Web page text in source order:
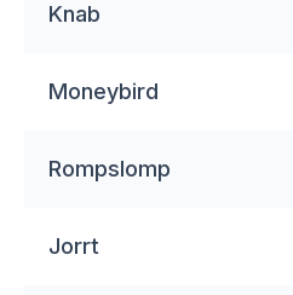
Knab
Moneybird
Rompslomp
Jorrt